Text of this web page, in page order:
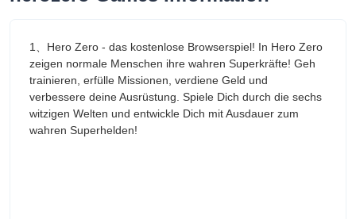
1、Hero Zero - das kostenlose Browserspiel! In Hero Zero
zeigen normale Menschen ihre wahren Superkräfte! Geh
trainieren, erfülle Missionen, verdiene Geld und
verbessere deine Ausrüstung. Spiele Dich durch die sechs
witzigen Welten und entwickle Dich mit Ausdauer zum
wahren Superhelden!